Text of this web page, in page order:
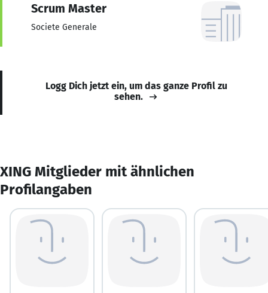
Scrum Master
Societe Generale
Logg Dich jetzt ein, um das ganze Profil zu
sehen.
XING Mitglieder mit ähnlichen
Profilangaben